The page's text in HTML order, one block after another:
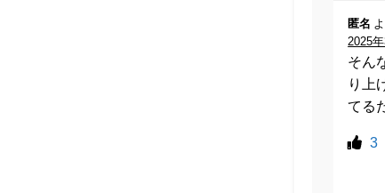
匿名
2025
そん
り上
てる
3